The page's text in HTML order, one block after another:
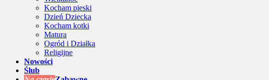
Kocham pieski
Dzień Dziecka
Kocham kotki
Matura
Ogród i Działka
Religijne
Nowości
Ślub